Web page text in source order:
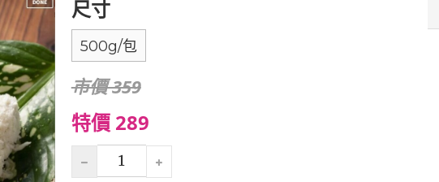
尺寸
500g/包
市價 359
特價 289